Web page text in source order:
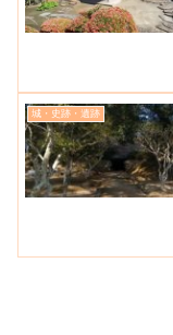
城・史跡・遺跡